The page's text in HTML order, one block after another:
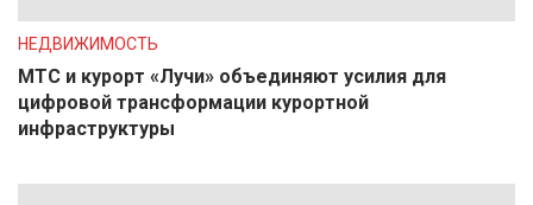
НЕДВИЖИМОСТЬ
МТС и курорт «Лучи» объединяют усилия для
цифровой трансформации курортной
инфраструктуры